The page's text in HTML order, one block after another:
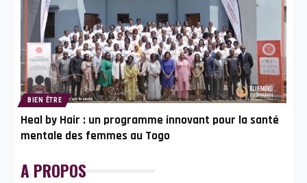
BIEN ÊTRE
Heal by Hair : un programme innovant pour la santé
mentale des femmes au Togo
A PROPOS